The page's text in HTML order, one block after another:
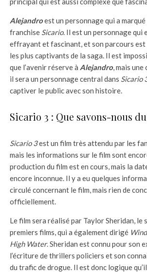
Alejandroest un personnage qui a marqué
franchise Sicario. Il est un personnage qui
effrayant et fascinant, et son parcours est
les plus captivants de la saga. Il est
que l’avenir réserve à Alejandro, mais
il sera un personnage central dans Sicario
captiver le public avec son histoire.
Sicario 3 : Que savons-nous
Sicario 3est un film très attendu par les
mais les informations sur le film sont
production du film est en cours, mais la
encore inconnue. Il y a eu quelques
circulé concernant le film, mais rien de
officiellement.
Le film sera réalisé par Taylor Sheridan, le
premiers films, qui a également dirigé
High Water. Sheridan est connu pour son
l’écriture de thrillers policiers et son
du trafic de drogue. Il est donc logique